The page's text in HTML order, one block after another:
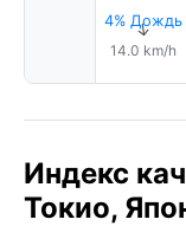
4% Дождь
↑
14.0 km/h
Индекс
Токио,